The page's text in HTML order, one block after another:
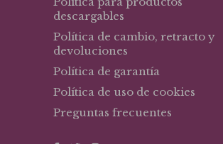
descargables
Política de cambio, retracto y
devoluciones
Política de garantía
Política de uso de cookies
Preguntas frecuentes